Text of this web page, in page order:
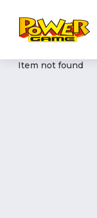
Item not found